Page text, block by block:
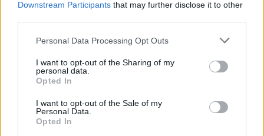
Downstream Participants that may further disclose it to other
Please note that this website/app uses one or more Google
not limited to your visit or usage behaviour. You may click to
grant or deny consent to Google and its third-party tags to
use your data for below specified purposes in below Google
consent section.
Personal Data Processing Opt Outs
I want to opt-out of the Sharing of my
personal data.
Opted In
I want to opt-out of the Sale of my
Personal Data.
Opted In
Látványos építési szakasz indult be a
Flórián téri felüljárón
Paks II.: Mit jelent az 5. blokk új
mérföldköve a felülvizsgálat